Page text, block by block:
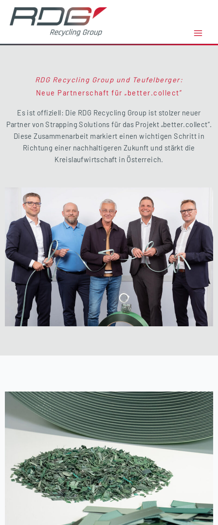
Inhalt
springen
RDG Recycling Group und Teufelberger:
Neue Partnerschaft für „better.collect“
Es ist offiziell: Die RDG Recycling Group ist stolzer neuer
Partner von Strapping Solutions für das Projekt „better.collect“.
Diese Zusammenarbeit markiert einen wichtigen Schritt in
Richtung einer nachhaltigeren Zukunft und stärkt die
Kreislaufwirtschaft in Österreich.